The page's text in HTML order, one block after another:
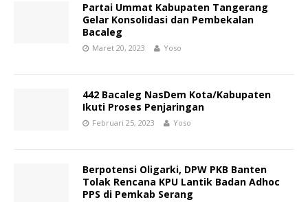
Partai Ummat Kabupaten Tangerang
Gelar Konsolidasi dan Pembekalan
Bacaleg
Maret 20, 2023 Yoso
442 Bacaleg NasDem Kota/Kabupaten
Ikuti Proses Penjaringan
Februari 25, 2023 Yoso
Berpotensi Oligarki, DPW PKB Banten
Tolak Rencana KPU Lantik Badan Adhoc
PPS di Pemkab Serang